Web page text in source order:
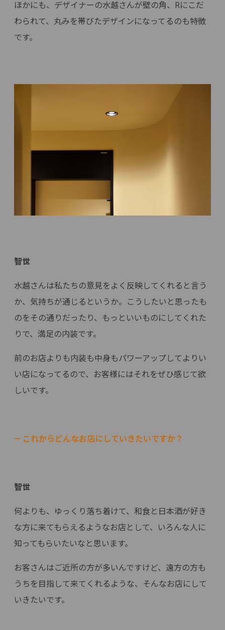
ほかにも、デザイナーの水越さんが壁の角、Rにこだ
わられて、丸みを帯びたデザインになってるのも特徴
です。
智世
水越さんは私たちの意見をよく反映してくれると言う
か、気持ちが通じるというか。こうしたいと思ったも
のをその通りだったり、もっといいものにしてくれた
りで、満足の内装です。
前のお店よりも内装も中身もパワーアップしてよりい
い店になってるので、お客様にはそれをぜひ感じて欲
しいです。
— これからどんなお店にしていきたいですか？
智世
何よりも、ゆっくり落ち着けて、和食と日本酒が好き
な方に来てもらえるようなお店として、いろんな人に
知ってもらいたいなと思います。
お客さんはご近所の方が多いんですけど、遠方の方も
うちを目指して来てくれるような、そんなお店にして
いきたいです。